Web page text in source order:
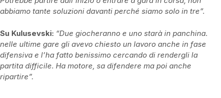
abbiamo tante soluzioni davanti perché siamo solo in tre”.
Su Kulusevski: “Due giocheranno e uno starà in panchina.
nelle ultime gare gli avevo chiesto un lavoro anche in fase
difensiva e l’ha fatto benissimo cercando di rendergli la
partita difficile. Ha motore, sa difendere ma poi anche
ripartire”.